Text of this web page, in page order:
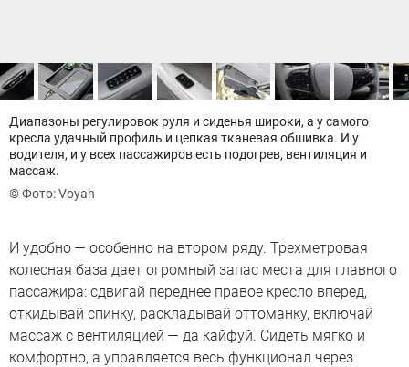
Диапазоны регулировок руля и сиденья широки, а у самого
кресла удачный профиль и цепкая тканевая обшивка. И у
водителя, и у всех пассажиров есть подогрев, вентиляция и
массаж.
© Фото: Voyah
И удобно — особенно на втором ряду. Трехметровая
колесная база дает огромный запас места для главного
пассажира: сдвигай переднее правое кресло вперед,
откидывай спинку, раскладывай оттоманку, включай
массаж с вентиляцией — да кайфуй. Сидеть мягко и
комфортно, а управляется весь функционал через